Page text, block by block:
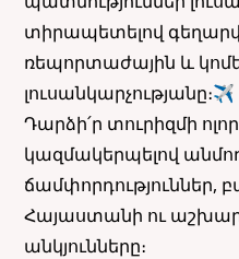
տիրապետելով
ռեպորտաժային և
լուսանկարչությանը։✈️
Դարձի՛ր տուրիզմի
կազմակերպելով
ճամփորդություններ,
Հայաստանի ու
անկյունները։